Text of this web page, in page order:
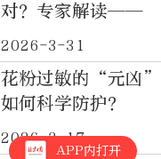
对？专家解读——
2026-3-31
花粉过敏的“元凶”
如何科学防护？
2026-3-17
APP内打开